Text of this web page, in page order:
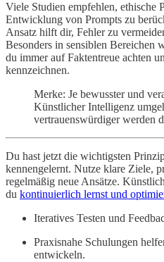
Viele Studien empfehlen, ethische
Entwicklung von Prompts zu
Ansatz hilft dir, Fehler zu
Besonders in sensiblen Bereichen
du immer auf Faktentreue achten
kennzeichnen.
Merke: Je bewusster und
Künstlicher Intelligenz
vertrauenswürdiger werden
Du hast jetzt die wichtigsten
kennengelernt. Nutze klare Ziele,
regelmäßig neue Ansätze.
du kontinuierlich lernst und
Iteratives Testen und
Praxisnahe Schulungen
entwickeln.